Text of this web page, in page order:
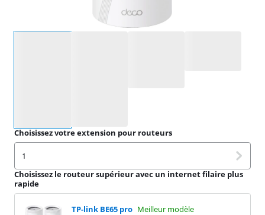
Choisissez votre extension pour routeurs
1
Choisissez le routeur supérieur avec un internet filaire plus
rapide
TP-link BE65 pro Meilleur modèle